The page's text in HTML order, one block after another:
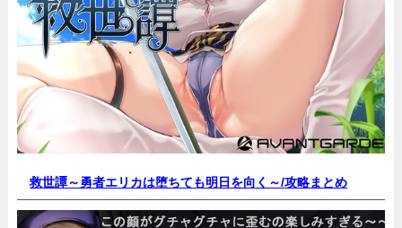
救世譚～勇者エリカは堕ちても明日を向く～/攻略まとめ